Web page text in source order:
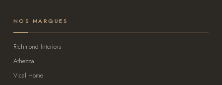
NOS MARQUES
Richmond Interiors
Athezza
Vical Home